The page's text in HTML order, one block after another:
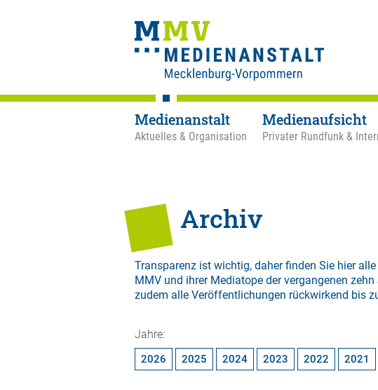
Medienanstalt
Aktuelles & Organisation
Medienaufsicht
Privater Rundfunk &
Archiv
Transparenz ist wichtig, daher finden Sie hier
MMV und ihrer Mediatope der vergangenen zehn
zudem alle Veröffentlichungen rückwirkend bis
Jahre:
2026 2025 2024 2023 2022 2021